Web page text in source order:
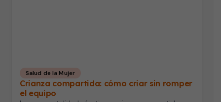
Salud de la Mujer
Crianza compartida: cómo criar sin romper
el equipo